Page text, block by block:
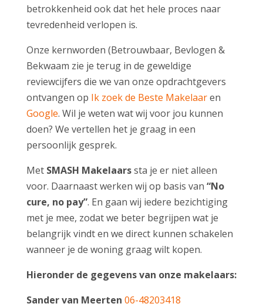
betrokkenheid ook dat het hele proces naar
tevredenheid verlopen is.
Onze kernworden (Betrouwbaar, Bevlogen &
Bekwaam zie je terug in de geweldige
reviewcijfers die we van onze opdrachtgevers
ontvangen op Ik zoek de Beste Makelaaren
Google. Wil je weten wat wij voor jou kunnen
doen? We vertellen het je graag in een
persoonlijk gesprek.
Met SMASH Makelaarssta je er niet alleen
voor. Daarnaast werken wij op basis van “No
cure, no pay”. En gaan wij iedere bezichtiging
met je mee, zodat we beter begrijpen wat je
belangrijk vindt en we direct kunnen schakelen
wanneer je de woning graag wilt kopen.
Hieronder de gegevens van onze makelaars:
Sander van Meerten 06-48203418